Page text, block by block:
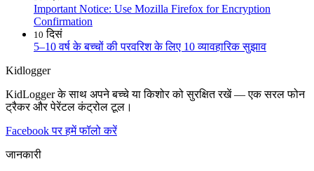
Important Notice: Use Mozilla Firefox for Encryption
Confirmation
10 दिसं
5–10 वर्ष के बच्चों की परवरिश के लिए 10 व्यावहारिक सुझाव
Kidlogger
KidLogger के साथ अपने बच्चे या किशोर को सुरक्षित रखें — एक सरल फोन
ट्रैकर और पेरेंटल कंट्रोल टूल।
Facebook पर हमें फॉलो करें
जानकारी